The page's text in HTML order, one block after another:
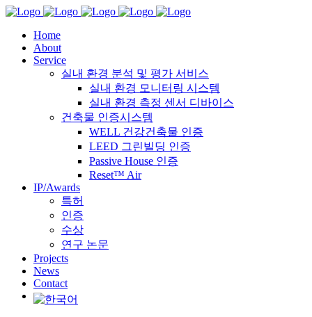
Home
About
Service
실내 환경 분석 및 평가 서비스
실내 환경 모니터링 시스템
실내 환경 측정 센서 디바이스
건축물 인증시스템
WELL 건강건축물 인증
LEED 그린빌딩 인증
Passive House 인증
Reset™ Air
IP/Awards
특허
인증
수상
연구 논문
Projects
News
Contact